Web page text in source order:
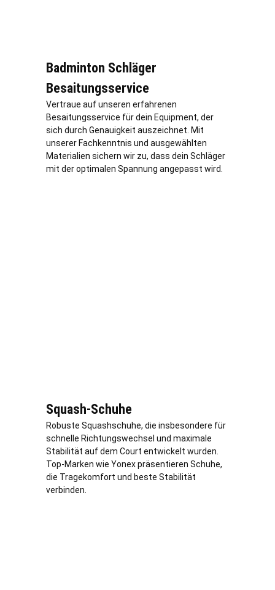
Badminton Schläger
Besaitungsservice
Vertraue auf unseren erfahrenen
Besaitungsservice für dein Equipment, der
sich durch Genauigkeit auszeichnet. Mit
unserer Fachkenntnis und ausgewählten
Materialien sichern wir zu, dass dein Schläger
mit der optimalen Spannung angepasst wird.
Squash-Schuhe
Robuste Squashschuhe, die insbesondere für
schnelle Richtungswechsel und maximale
Stabilität auf dem Court entwickelt wurden.
Top-Marken wie Yonex präsentieren Schuhe,
die Tragekomfort und beste Stabilität
verbinden.